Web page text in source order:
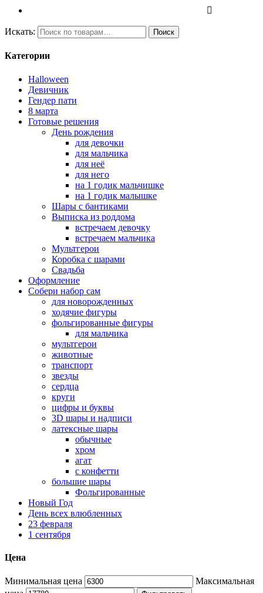
Искать: Поиск
Категории
Halloween
Девичник
Гендер пати
8 марта
Готовые решения
День рождения
для девочки
для мальчика
для неё
для него
на 1 годик мальчишке
на 1 годик малышке
Шары с бантиками
Выписка из роддома
встречаем девочку
встречаем мальчика
Мультгерои
Коробка с шарами
Свадьба
Оформление
Собери набор сам
для новорожденных
ходячие фигуры
фольгированные фигуры
для мальчика
мультгерои
животные
транспорт
звезды
сердца
круги
цифры и буквы
3D шары и надписи
латексные шары
обычные
хром
агат
с конфетти
большие шары
Фольгированные
Новый Год
День всех влюбленных
23 февраля
1 сентября
Цена
Минимальная цена
Максимальная